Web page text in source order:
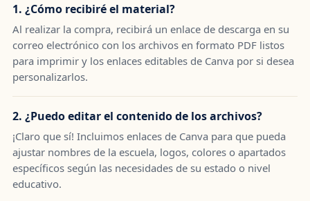
1. ¿Cómo recibiré el material?
Al realizar la compra, recibirá un enlace de descarga en su
correo electrónico con los archivos en formato PDF listos
para imprimir y los enlaces editables de Canva por si desea
personalizarlos.
2. ¿Puedo editar el contenido de los archivos?
¡Claro que sí! Incluimos enlaces de Canva para que pueda
ajustar nombres de la escuela, logos, colores o apartados
específicos según las necesidades de su estado o nivel
educativo.